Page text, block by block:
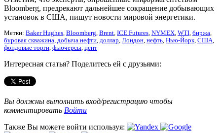
Bloomberg, предрекают дальнейшее сокращение добывающих
установок в США, пишут новости мировой энергетики.
Метки: Baker Hughes, Bloomberg, Brent, ICE Futures, NYMEX, WTI, биржа,
буровая скважина, добыча нефти, доллар, Лондон, нефть, Нью-Йорк, США,
фондовые торги, фьючерсы, цент
Интересная статья? Поделитесь ей с друзьями:
Вы должны выполнить вход/регистрацию чтобы
комментировать Войти
Также Вы можете войти используя: